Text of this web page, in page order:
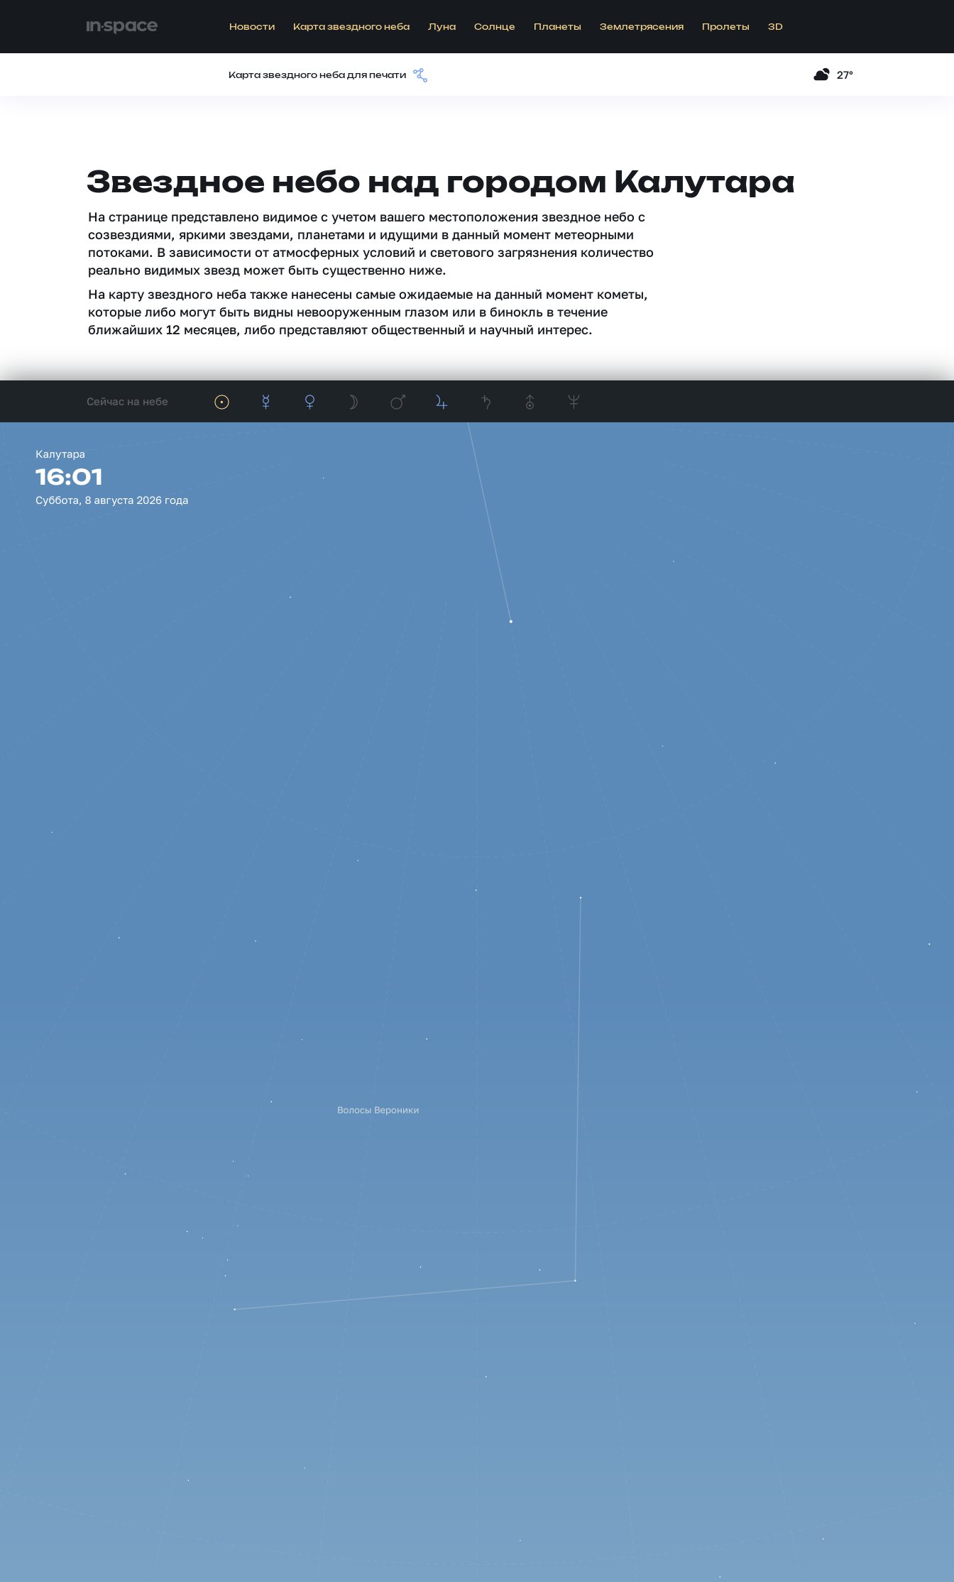
Новости Карта звездного неба Луна Солнце Планеты Землетрясения Пролеты 3D
Карта звездного неба для печати 27°
Звездное небо над городом Калутара
На странице представлено видимое c учетом вашего местоположения звездное небо c
созвездиями, яркими звездами, планетами и идущими в данный момент метеорными
потоками. В зависимости от атмосферных условий и светового загрязнения количество
реально видимых звезд может быть существенно ниже.
На карту звездного неба также нанесены самые ожидаемые на данный момент кометы,
которые либо могут быть видны невооруженным глазом или в бинокль в течение
ближайших 12 месяцев, либо представляют общественный и научный интерес.
Сейчас на небе